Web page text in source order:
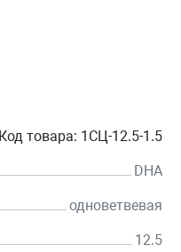
Код товара: 1СЦ-12.5-1.5
DHA
одноветвевая
12.5